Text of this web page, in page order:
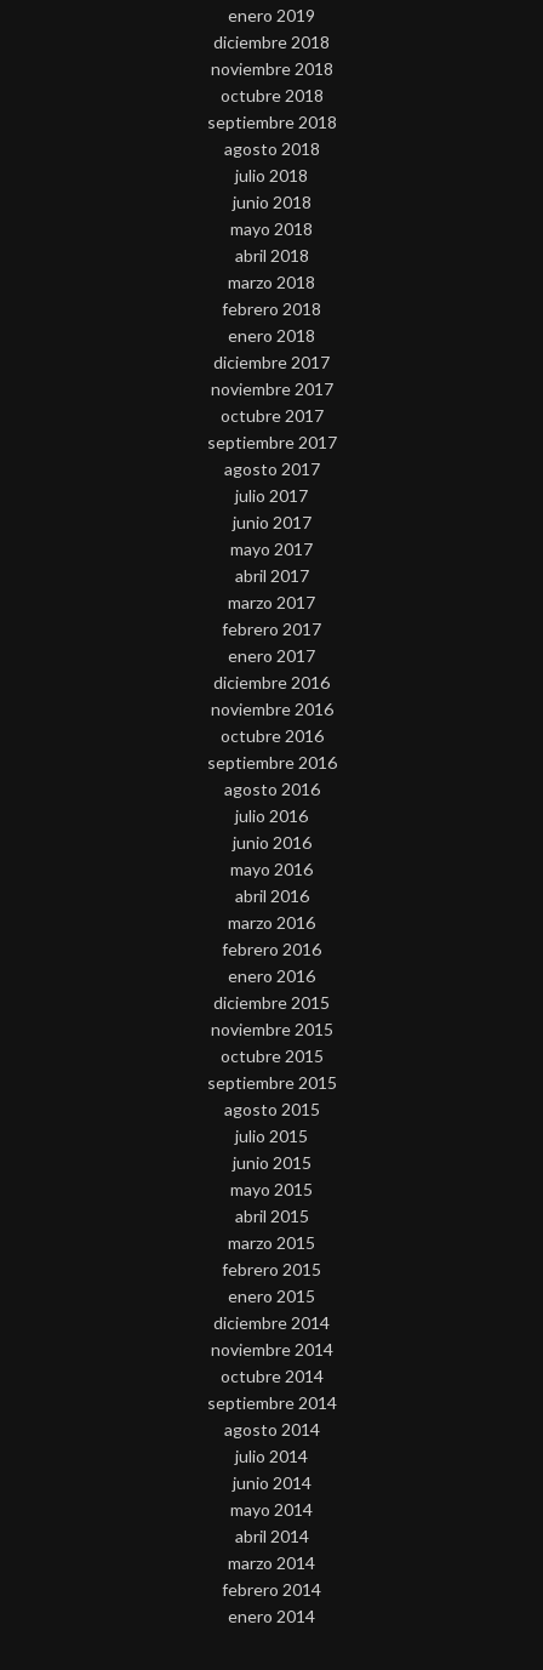
enero 2019
diciembre 2018
noviembre 2018
octubre 2018
septiembre 2018
agosto 2018
julio 2018
junio 2018
mayo 2018
abril 2018
marzo 2018
febrero 2018
enero 2018
diciembre 2017
noviembre 2017
octubre 2017
septiembre 2017
agosto 2017
julio 2017
junio 2017
mayo 2017
abril 2017
marzo 2017
febrero 2017
enero 2017
diciembre 2016
noviembre 2016
octubre 2016
septiembre 2016
agosto 2016
julio 2016
junio 2016
mayo 2016
abril 2016
marzo 2016
febrero 2016
enero 2016
diciembre 2015
noviembre 2015
octubre 2015
septiembre 2015
agosto 2015
julio 2015
junio 2015
mayo 2015
abril 2015
marzo 2015
febrero 2015
enero 2015
diciembre 2014
noviembre 2014
octubre 2014
septiembre 2014
agosto 2014
julio 2014
junio 2014
mayo 2014
abril 2014
marzo 2014
febrero 2014
enero 2014